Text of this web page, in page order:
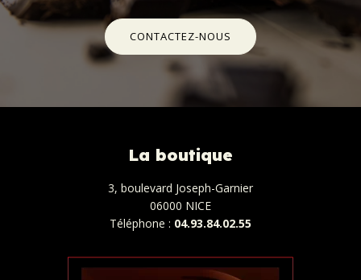
CONTACTEZ-NOUS
La boutique
3, boulevard Joseph-Garnier
06000 NICE
Téléphone : 04.93.84.02.55